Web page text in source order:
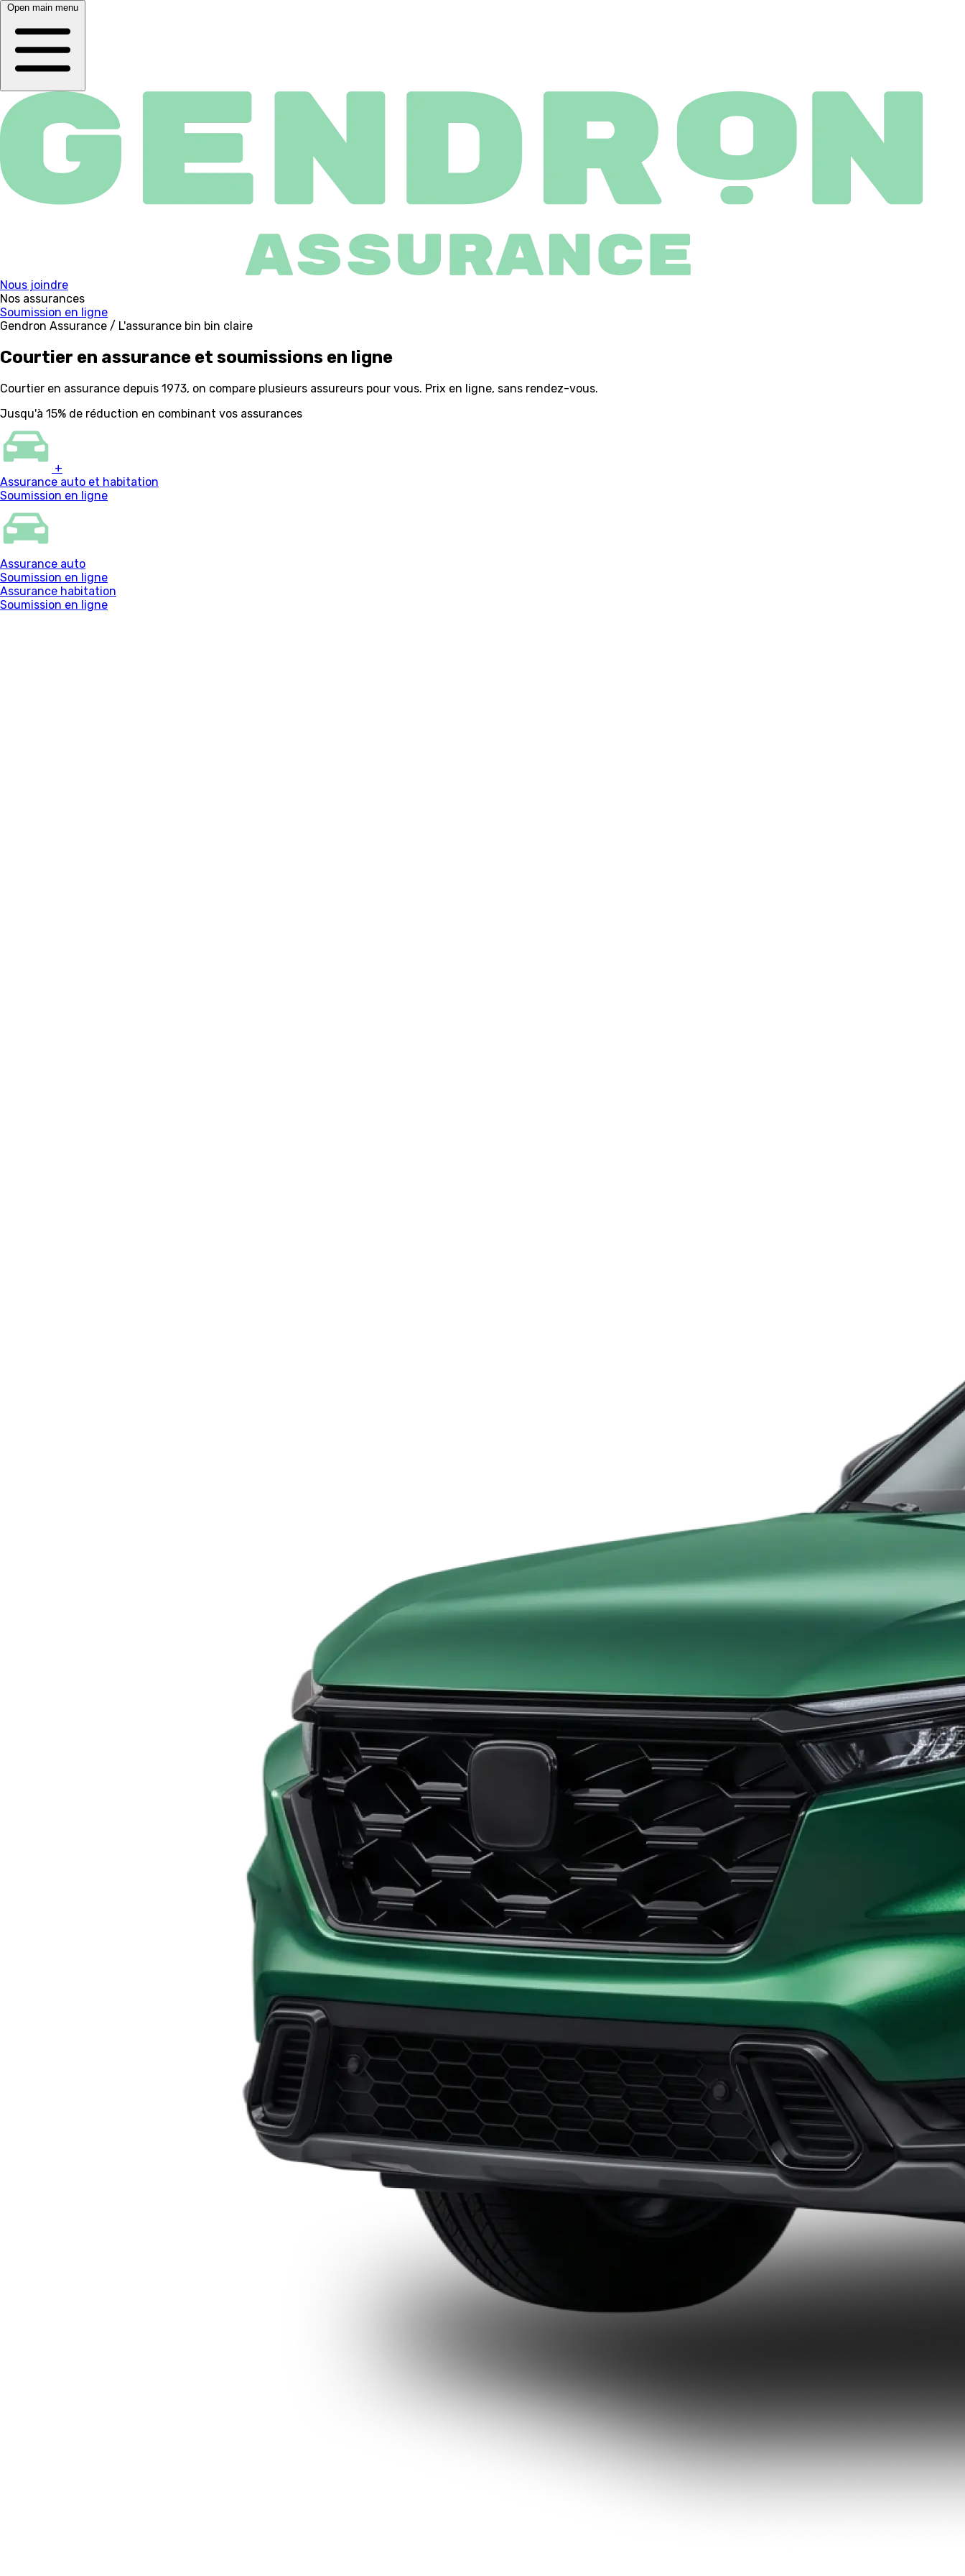
Open main menu
Nous joindre
Nos assurances
Soumission en ligne
Gendron Assurance / L'assurance bin bin claire
Courtier en assurance et soumissions en ligne
Courtier en assurance depuis 1973, on compare plusieurs assureurs pour vous. Prix en ligne, sans rendez-vous.
Jusqu'à 15% de réduction en combinant vos assurances
+
Assurance auto et habitation
Soumission en ligne
Assurance auto
Soumission en ligne
Assurance habitation
Soumission en ligne